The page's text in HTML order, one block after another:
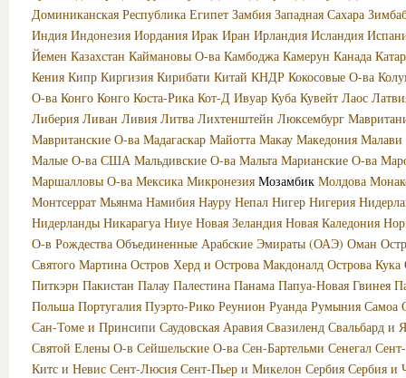
Доминиканская Республика Египет Замбия Западная Сахара
Индия Индонезия Иордания Ирак Иран Ирландия Исландия
Йемен Казахстан Каймановы О-ва Камбоджа Камерун Канада Катар
Кения Кипр Киргизия Кирибати Китай КНДР Кокосовые О-ва
О-ва Конго Конго Коста-Рика Кот-Д Ивуар Куба Кувейт Лаос
Либерия Ливан Ливия Литва Лихтенштейн Люксембург
Мавританские О-ва Мадагаскар Майотта Макау Македония Малави
Малые О-ва США Мальдивские О-ва Мальта Марианские О-ва
Маршалловы О-ва Мексика Микронезия Мозамбик Молдова
Монтсеррат Мьянма Намибия Науру Непал Нигер Нигерия
Нидерланды Никарагуа Ниуе Новая Зеландия Новая Каледония
О-в Рождества Объединенные Арабские Эмираты (ОАЭ) Оман
Святого Мартина Остров Херд и Острова Макдоналд Острова Кука
Питкэрн Пакистан Палау Палестина Панама Папуа-Новая Гвинея
Польша Португалия Пуэрто-Рико Реунион Руанда Румыния Самоа
Сан-Томе и Принсипи Саудовская Аравия Свазиленд Свальбард и
Святой Елены О-в Сейшельские О-ва Сен-Бартельми Сенегал
Китс и Невис Сент-Люсия Сент-Пьер и Микелон Сербия Сербия и